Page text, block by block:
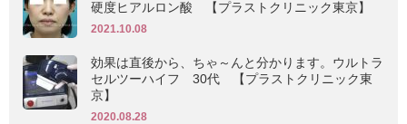
硬度ヒアルロン酸 【プラストクリニック東京】
2021.10.08
効果は直後から、ちゃ～んと分かります。ウルトラ
セルツーハイフ 30代 【プラストクリニック東
京】
2020.08.28